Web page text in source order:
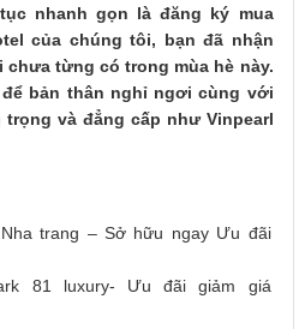
nhanh gọn là đăng ký mua
của chúng tôi, bạn đã nhận
từng có trong mùa hè này.
bản thân nghỉ ngơi cùng với
và đẳng cấp như Vinpearl
Nha trang – Sở hữu ngay Ưu đãi
81 luxury- Ưu đãi giảm giá